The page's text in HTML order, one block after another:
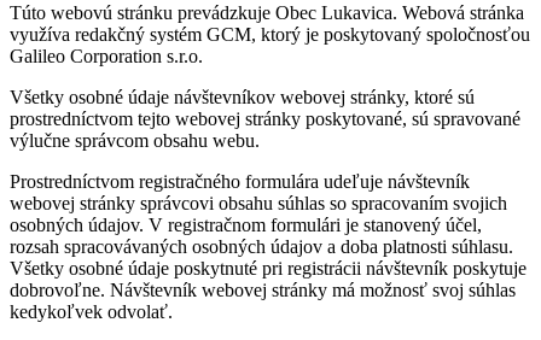
Túto webovú stránku prevádzkuje Obec Lukavica. Webová stránka
využíva redakčný systém GCM, ktorý je poskytovaný spoločnosťou
Galileo Corporation s.r.o.
Všetky osobné údaje návštevníkov webovej stránky, ktoré sú
prostredníctvom tejto webovej stránky poskytované, sú spravované
výlučne správcom obsahu webu.
Prostredníctvom registračného formulára udeľuje návštevník
webovej stránky správcovi obsahu súhlas so spracovaním svojich
osobných údajov. V registračnom formulári je stanovený účel,
rozsah spracovávaných osobných údajov a doba platnosti súhlasu.
Všetky osobné údaje poskytnuté pri registrácii návštevník poskytuje
dobrovoľne. Návštevník webovej stránky má možnosť svoj súhlas
kedykoľvek odvolať.